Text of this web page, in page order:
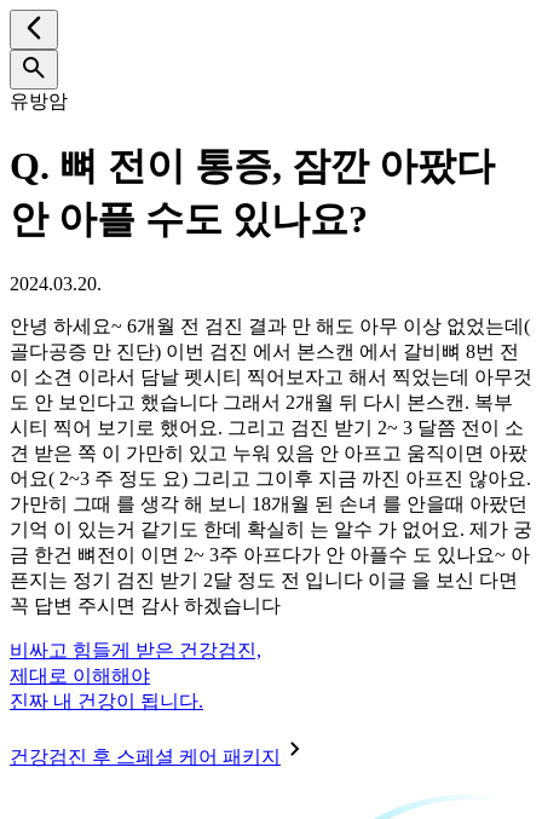
유방암
Q. 뼈 전이 통증, 잠깐 아팠다
안 아플 수도 있나요?
2024.03.20.
안녕 하세요~ 6개월 전 검진 결과 만 해도 아무 이상 없었는데(
골다공증 만 진단) 이번 검진 에서 본스캔 에서 갈비뼈 8번 전
이 소견 이라서 담날 펫시티 찍어보자고 해서 찍었는데 아무것
도 안 보인다고 했습니다 그래서 2개월 뒤 다시 본스캔. 복부
시티 찍어 보기로 했어요. 그리고 검진 받기 2~ 3 달쯤 전이 소
견 받은 쪽 이 가만히 있고 누워 있음 안 아프고 움직이면 아팠
어요( 2~3 주 정도 요) 그리고 그이후 지금 까진 아프진 않아요.
가만히 그때 를 생각 해 보니 18개월 된 손녀 를 안을때 아팠던
기억 이 있는거 같기도 한데 확실히 는 알수 가 없어요. 제가 궁
금 한건 뼈전이 이면 2~ 3주 아프다가 안 아플수 도 있나요~ 아
픈지는 정기 검진 받기 2달 정도 전 입니다 이글 을 보신 다면
꼭 답변 주시면 감사 하겠습니다
비싸고 힘들게 받은 건강검진,
제대로 이해해야
진짜 내 건강이 됩니다.
건강검진 후 스페셜 케어 패키지